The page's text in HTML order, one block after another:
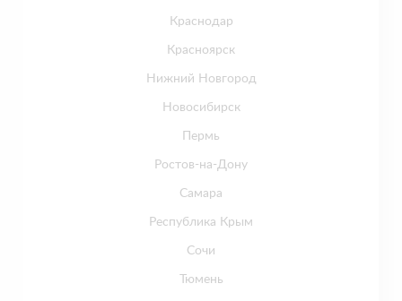
Краснодар
Красноярск
Нижний Новгород
Новосибирск
Пермь
Ростов-на-Дону
Самара
Республика Крым
Сочи
Тюмень